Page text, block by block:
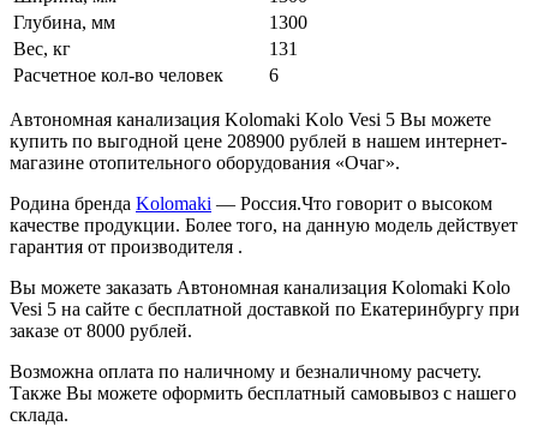
Глубина, мм
1300
Вес, кг
131
Расчетное кол-во человек
6
Автономная канализация Kolomaki Kolo Vesi 5 Вы можете
купить по выгодной цене 208900 рублей в нашем интернет-
магазине отопительного оборудования «Очаг».
Родина бренда Kolomaki — Россия.Что говорит о высоком
качестве продукции. Более того, на данную модель действует
гарантия от производителя .
Вы можете заказать Автономная канализация Kolomaki Kolo
Vesi 5 на сайте с бесплатной доставкой по Екатеринбургу при
заказе от 8000 рублей.
Возможна оплата по наличному и безналичному расчету.
Также Вы можете оформить бесплатный самовывоз с нашего
склада.